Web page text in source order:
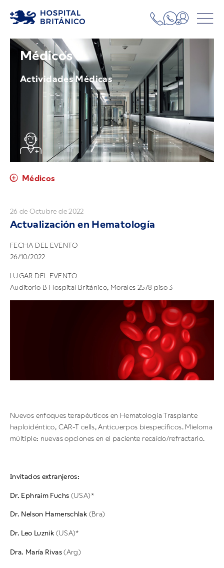
Médicos
Actividades Médicas
Médicos
26 de Octubre de 2022
Actualización en Hematología
FECHA DEL EVENTO
26/10/2022
LUGAR DEL EVENTO
Auditorio B Hospital Británico, Morales 2578 piso 3
Nuevos enfoques terapéuticos en Hematología Trasplante
haploidéntico, CAR-T cells, Anticuerpos biespecíficos. Mieloma
múltiple: nuevas opciones en el paciente recaído/refractario.
Invitados extranjeros:
Dr. Ephraim Fuchs (USA)*
Dr. Nelson Hamerschlak (Bra)
Dr. Leo Luznik (USA)*
Dra. María Rivas(Arg)